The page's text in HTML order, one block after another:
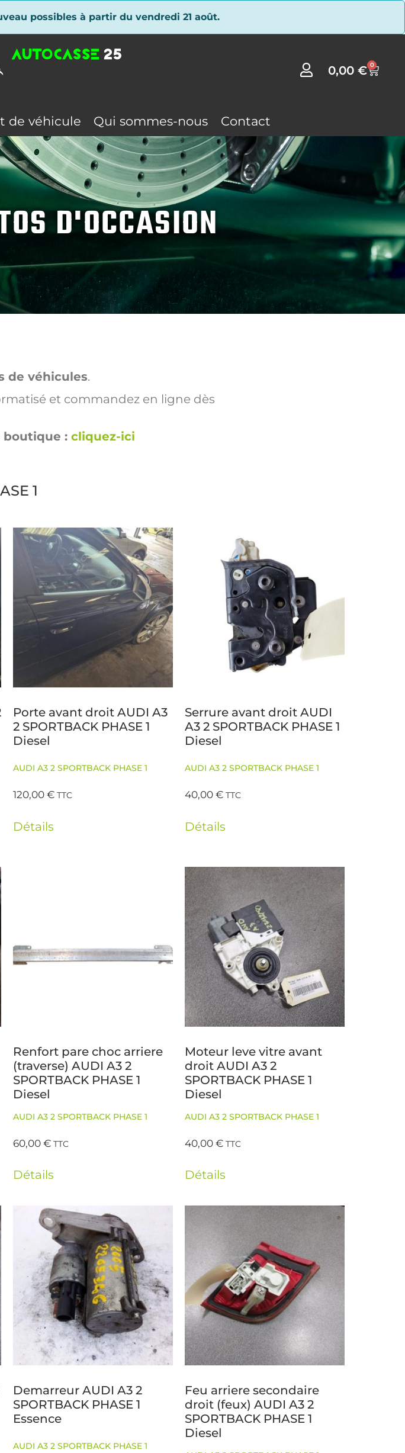
possibles à partir du vendredi 21 août.
0,00€ 0
de véhicule Qui sommes-nous Contact
D'OCCASION
de véhicules.
et commandez en ligne dès
boutique : cliquez-ici
1
Porte avant droit AUDI A3
2 SPORTBACK PHASE 1
Diesel
AUDI A3 2 SPORTBACK PHASE 1
120,00€ TTC
Détails
Serrure avant droit AUDI
A3 2 SPORTBACK PHASE 1
Diesel
AUDI A3 2 SPORTBACK PHASE 1
40,00€ TTC
Détails
Renfort pare choc arriere
(traverse) AUDI A3 2
SPORTBACK PHASE 1
Diesel
AUDI A3 2 SPORTBACK PHASE 1
60,00€ TTC
Détails
Moteur leve vitre avant
droit AUDI A3 2
SPORTBACK PHASE 1
Diesel
AUDI A3 2 SPORTBACK PHASE 1
40,00€ TTC
Détails
Demarreur AUDI A3 2
SPORTBACK PHASE 1
Essence
AUDI A3 2 SPORTBACK PHASE 1
Feu arriere secondaire
droit (feux) AUDI A3 2
SPORTBACK PHASE 1
Diesel